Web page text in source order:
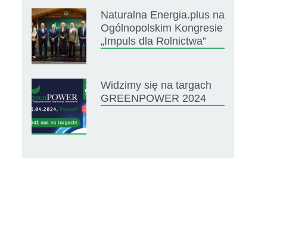
Naturalna Energia.plus na
Ogólnopolskim Kongresie
„Impuls dla Rolnictwa”
Widzimy się na targach
GREENPOWER 2024